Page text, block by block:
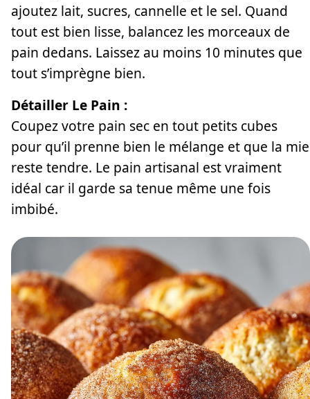
ajoutez lait, sucres, cannelle et le sel. Quand
tout est bien lisse, balancez les morceaux de
pain dedans. Laissez au moins 10 minutes que
tout s’imprègne bien.
Détailler Le Pain :
Coupez votre pain sec en tout petits cubes
pour qu’il prenne bien le mélange et que la mie
reste tendre. Le pain artisanal est vraiment
idéal car il garde sa tenue même une fois
imbibé.